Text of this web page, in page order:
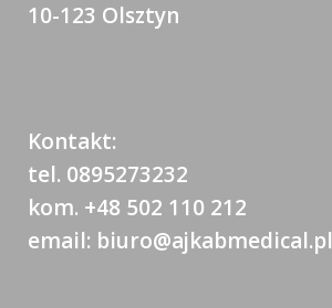
10-123 Olsztyn
Kontakt:
tel. 0895273232
kom. +48 502 110 212
email: biuro@ajkabmedical.pl